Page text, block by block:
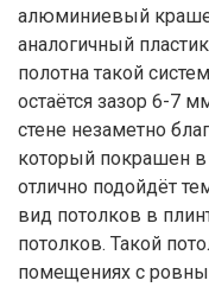
алюминиевый
аналогичный
полотна такой
остаётся зазор 6-7
стене незаметно
который покрашен
отлично подойдёт
вид потолков в
потолков. Такой
помещениях с